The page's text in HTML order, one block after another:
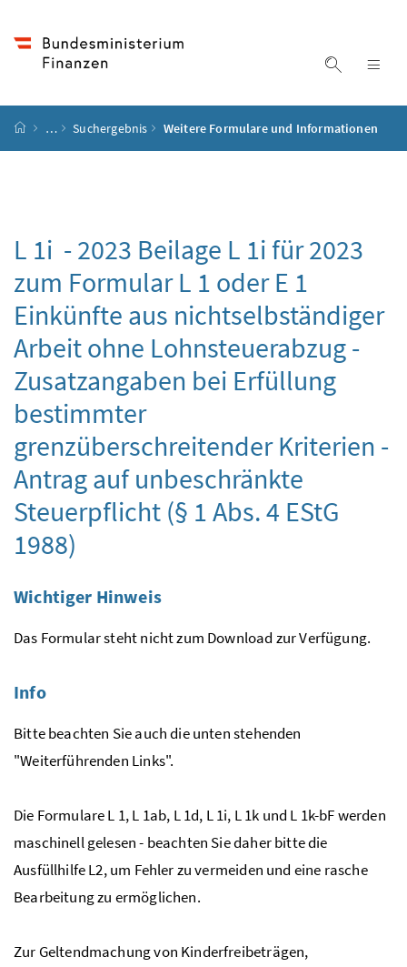
Suche
Startseite
… Suchergebnis Weitere Formulare und Informationen
L 1i - 2023 Beilage L 1i für 2023
zum Formular L 1 oder E 1
Einkünfte aus nichtselbständiger
Arbeit ohne Lohnsteuerabzug -
Zusatzangaben bei Erfüllung
bestimmter
grenzüberschreitender Kriterien -
Antrag auf unbeschränkte
Steuerpflicht (§ 1 Abs. 4 EStG
1988)
Wichtiger Hinweis
Das Formular steht nicht zum Download zur Verfügung.
Info
Bitte beachten Sie auch die unten stehenden
"Weiterführenden Links".
Die Formulare L 1, L 1ab, L 1d, L 1i, L 1k und L 1k-bF werden
maschinell gelesen - beachten Sie daher bitte die
Ausfüllhilfe L2, um Fehler zu vermeiden und eine rasche
Bearbeitung zu ermöglichen.
Zur Geltendmachung von Kinderfreibeträgen,